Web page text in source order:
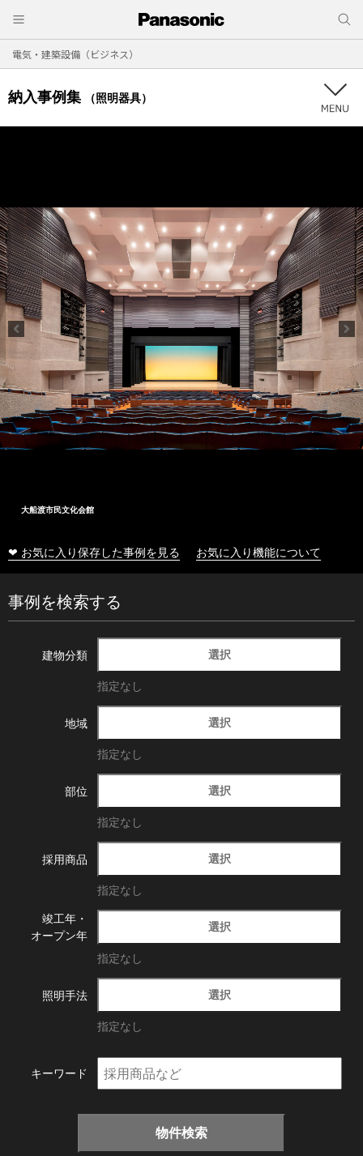
電気・建築設備（ビジネス）
納入事例集 （照明器具）
大船渡市民文化会館
❤ お気に入り保存した事例を見る お気に入り機能について
事例を検索する
建物分類 選択
指定なし
地域 選択
指定なし
部位 選択
指定なし
採用商品 選択
指定なし
竣工年・
オープン年
選択
指定なし
照明手法 選択
指定なし
キーワード
物件検索